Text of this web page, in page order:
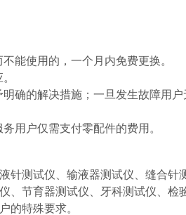
能使用的，一个月内免费更换。
确的解决措施；一旦发生故障用
用户仅需支付零配件的费用。
测试仪、输液器测试仪、缝合针
、节育器测试仪、牙科测试仪、检
的特殊要求。